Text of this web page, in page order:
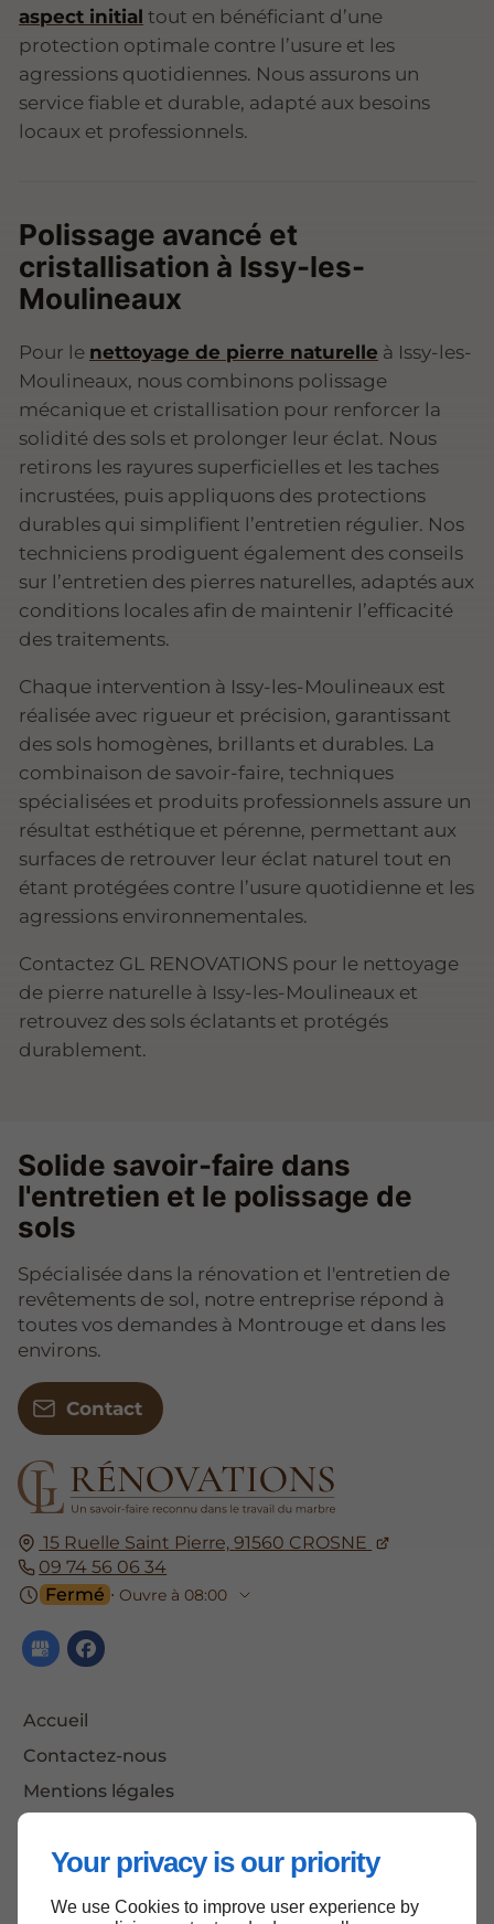
Your privacy is our priority
We use Cookies to improve user experience by
aspect initial tout en bénéficiant d’une
protection optimale contre l’usure et les
agressions quotidiennes. Nous assurons un
service fiable et durable, adapté aux besoins
locaux et professionnels.
Polissage avancé et
cristallisation à Issy-les-
Moulineaux
Pour le nettoyage de pierre naturelle à Issy-les-
Moulineaux, nous combinons polissage
mécanique et cristallisation pour renforcer la
solidité des sols et prolonger leur éclat. Nous
retirons les rayures superficielles et les taches
incrustées, puis appliquons des protections
durables qui simplifient l’entretien régulier. Nos
techniciens prodiguent également des conseils
sur l’entretien des pierres naturelles, adaptés aux
conditions locales afin de maintenir l’efficacité
des traitements.
Chaque intervention à Issy-les-Moulineaux est
réalisée avec rigueur et précision, garantissant
des sols homogènes, brillants et durables. La
combinaison de savoir-faire, techniques
spécialisées et produits professionnels assure un
résultat esthétique et pérenne, permettant aux
surfaces de retrouver leur éclat naturel tout en
étant protégées contre l’usure quotidienne et les
agressions environnementales.
Contactez GL RENOVATIONS pour le nettoyage
de pierre naturelle à Issy-les-Moulineaux et
retrouvez des sols éclatants et protégés
durablement.
15 Ruelle Saint Pierre, 91560 CROSNE
09 74 56 06 34
Fermé ⋅ Ouvre à 08:00
Accueil
Contactez-nous
Mentions légales
Solide savoir-faire dans
l'entretien et le polissage de
sols
Spécialisée dans la rénovation et l'entretien de
revêtements de sol, notre entreprise répond à
toutes vos demandes à Montrouge et dans les
environs.
Contact